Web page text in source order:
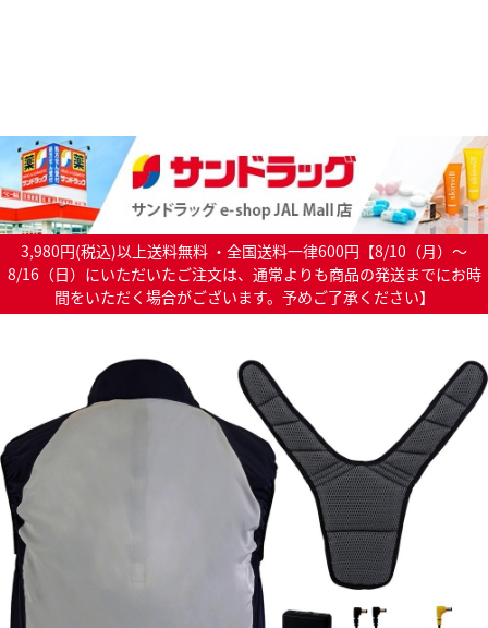
3,980円(税込)以上送料無料 ・全国送料一律600円【8/10（月）～
8/16（日）にいただいたご注文は、通常よりも商品の発送までにお時
間をいただく場合がございます。予めご了承ください】